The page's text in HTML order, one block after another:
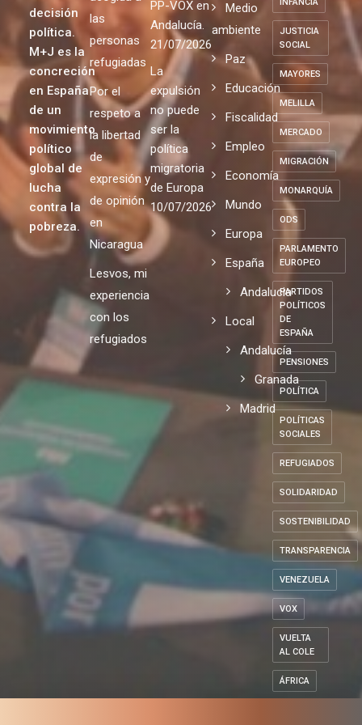
decisión
política.
M+J es la
concreción
en España
de un
movimiento
político
global de
lucha
contra la
pobreza.
las
personas
refugiadas
Por el
respeto a
la libertad
de
expresión y
de opinión
en
Nicaragua
Lesvos, mi
experiencia
con los
refugiados
PP-VOX en
Andalucía.
21/07/2026
La
expulsión
no puede
ser la
política
migratoria
de Europa
10/07/2026
Medio
ambiente
Paz
Educación
Fiscalidad
Empleo
Economía
Mundo
Europa
España
Andalucia
Local
Andalucía
Granada
Madrid
JUSTICIA
SOCIAL
MAYORES
MELILLA
MERCADO
MIGRACIÓN
MONARQUÍA
ODS
PARLAMENTO
EUROPEO
PARTIDOS
POLÍTICOS
DE
ESPAÑA
PENSIONES
POLÍTICA
POLÍTICAS
SOCIALES
REFUGIADOS
SOLIDARIDAD
SOSTENIBILIDAD
TRANSPARENCIA
VENEZUELA
VOX
VUELTA
AL COLE
ÁFRICA